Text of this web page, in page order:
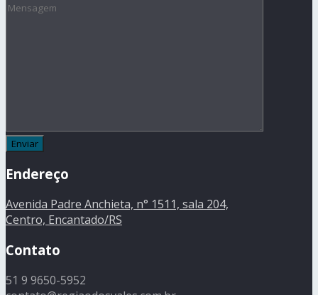
Endereço
Avenida Padre Anchieta, n° 1511, sala 204,
Centro, Encantado/RS
Contato
51 9 9650-5952